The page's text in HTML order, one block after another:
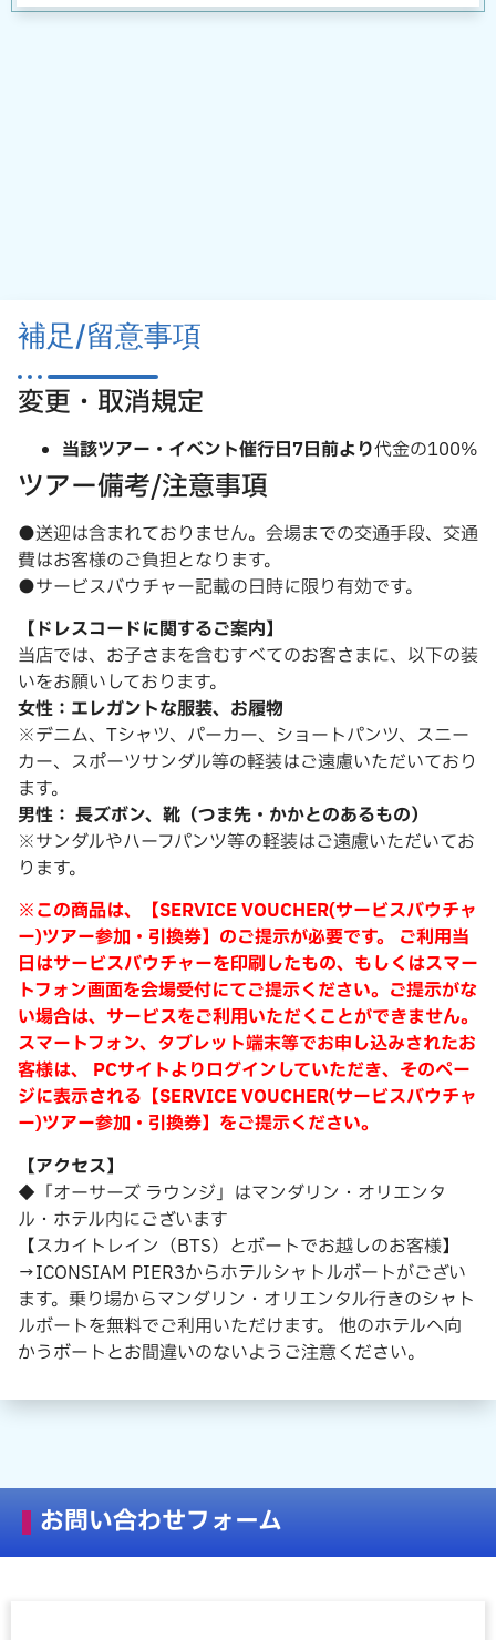
補足/留意事項
変更・取消規定
当該ツアー・イベント催行日7日前より代金の100%
ツアー備考/注意事項
●送迎は含まれておりません。会場までの交通手段、交通
費はお客様のご負担となります。
●サービスバウチャー記載の日時に限り有効です。
【ドレスコードに関するご案内】
当店では、お子さまを含むすべてのお客さまに、以下の装
いをお願いしております。
女性：エレガントな服装、お履物
※デニム、Tシャツ、パーカー、ショートパンツ、スニー
カー、スポーツサンダル等の軽装はご遠慮いただいており
ます。
男性： 長ズボン、靴（つま先・かかとのあるもの）
※サンダルやハーフパンツ等の軽装はご遠慮いただいてお
ります。
※この商品は、【SERVICE VOUCHER(サービスバウチャ
ー)ツアー参加・引換券】のご提示が必要です。 ご利用当
日はサービスバウチャーを印刷したもの、もしくはスマー
トフォン画面を会場受付にてご提示ください。ご提示がな
い場合は、サービスをご利用いただくことができません。
スマートフォン、タブレット端末等でお申し込みされたお
客様は、 PCサイトよりログインしていただき、そのペー
ジに表示される【SERVICE VOUCHER(サービスバウチャ
ー)ツアー参加・引換券】をご提示ください。
【アクセス】
◆「オーサーズ ラウンジ」はマンダリン・オリエンタ
ル・ホテル内にございます
【スカイトレイン（BTS）とボートでお越しのお客様】
→ICONSIAM PIER3からホテルシャトルボートがござい
ます。乗り場からマンダリン・オリエンタル行きのシャト
ルボートを無料でご利用いただけます。 他のホテルへ向
かうボートとお間違いのないようご注意ください。
お問い合わせフォーム